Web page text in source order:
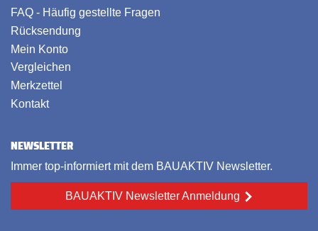
FAQ - Häufig gestellte Fragen
Rücksendung
Mein Konto
Vergleichen
Merkzettel
Kontakt
NEWSLETTER
Immer top-informiert mit dem BAUAKTIV Newsletter.
BAUAKTIV Newsletter Anmeldung